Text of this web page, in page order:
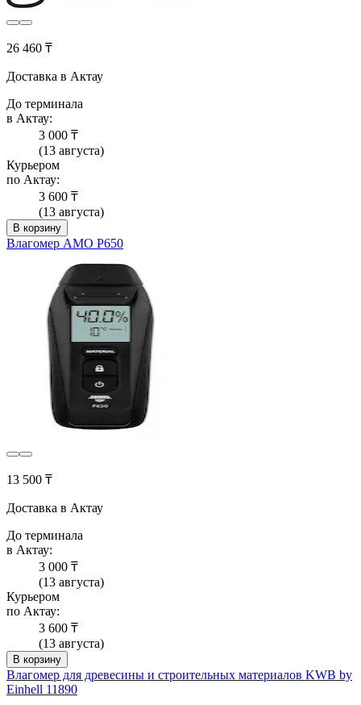
26 460 ₸
Доставка в Актау
До терминала
в Актау:
3 000 ₸
(13 августа)
Курьером
по Актау:
3 600 ₸
(13 августа)
В корзину
Влагомер AMO P650
13 500 ₸
Доставка в Актау
До терминала
в Актау:
3 000 ₸
(13 августа)
Курьером
по Актау:
3 600 ₸
(13 августа)
В корзину
Влагомер для древесины и строительных материалов KWB by
Einhell 11890